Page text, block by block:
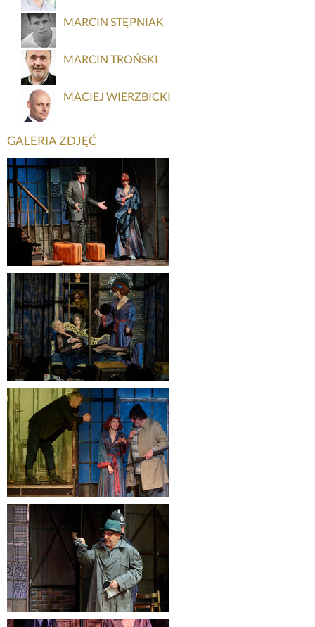
MARCIN STĘPNIAK
MARCIN TROŃSKI
MACIEJ WIERZBICKI
GALERIA ZDJĘĆ